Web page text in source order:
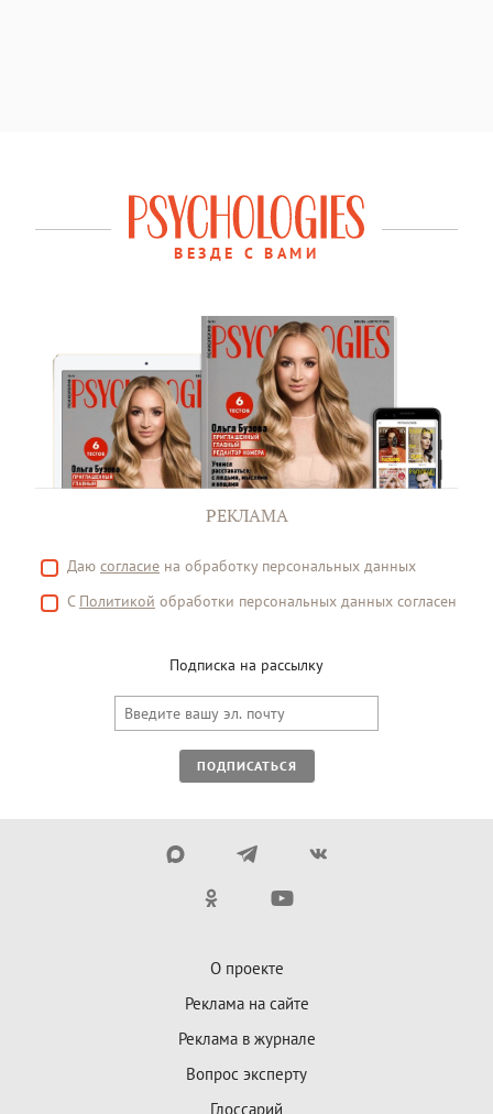
ВЕЗДЕ С ВАМИ
РЕКЛАМА
Даю согласие на обработку персональных данных
С Политикой обработки персональных данных согласен
Подписка на рассылку
ПОДПИСАТЬСЯ
О проекте
Реклама на сайте
Реклама в журнале
Вопрос эксперту
Глоссарий